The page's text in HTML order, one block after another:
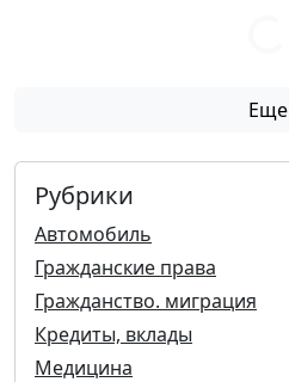
Еще
Рубрики
Автомобиль
Гражданские права
Гражданство. миграция
Кредиты, вклады
Медицина